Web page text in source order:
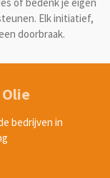
of bedenk je eigen
Elk initiatief,
doorbraak.
bedrijven in